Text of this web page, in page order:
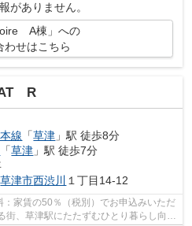
がありません。
A棟」への
わせはこちら
R
線 「草津 」駅 徒歩8分
「草津 」駅 徒歩7分
草津市西渋川 １丁目14-12
家賃の50％（税別）でお申込みいただ
街、草津駅にたたずむひとり暮らし向き